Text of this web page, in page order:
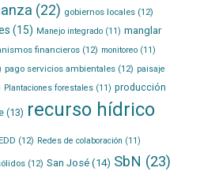
(22) gobiernos locales(12)
(15) Manejo integrado(11) manglar
financieros(12) monitoreo(11)
pago servicios ambientales(12) paisaje
Plantaciones forestales(11) producción
(13) recurso hídrico
(12) Redes de colaboración (11)
(12) San José(14) SbN (23)